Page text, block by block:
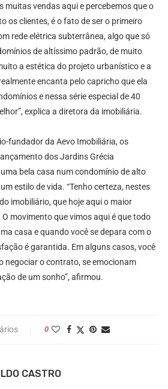
muitas vendas aqui e percebemos que o
os clientes, é o fato de ser o primeiro
rede elétrica subterrânea, algo que só
de altíssimo padrão, de muito
a estética do projeto urbanístico e a
encanta pelo capricho que ela
e nessa série especial de 40
explica a diretora da imobiliária.
fundador da Aevo Imobiliária, os
dos Jardins Grécia
bela casa num condomínio de alto
estilo de vida. “Tenho certeza, nestes
imobiliário, que hoje aqui o maior
movimento que vimos aqui é que todo
casa e quando você se depara com o
é garantida. Em alguns casos, você
negociar o contrato, se emocionam
de um sonho”, afirmou.
0
CASTRO